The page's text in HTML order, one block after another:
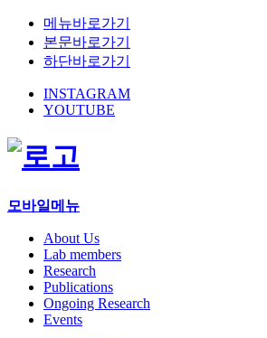
메뉴바로가기
본문바로가기
하단바로가기
INSTAGRAM
YOUTUBE
모바일메뉴
About Us
Lab members
Research
Publications
Ongoing Research
Events